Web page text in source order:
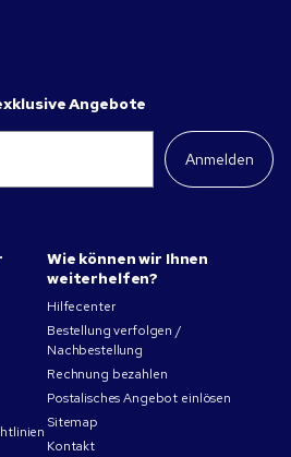
Angebote
Anmelden
Wie können wir Ihnen
weiterhelfen?
Hilfecenter
Bestellung verfolgen /
Nachbestellung
Rechnung bezahlen
Postalisches Angebot einlösen
Sitemap
Kontakt